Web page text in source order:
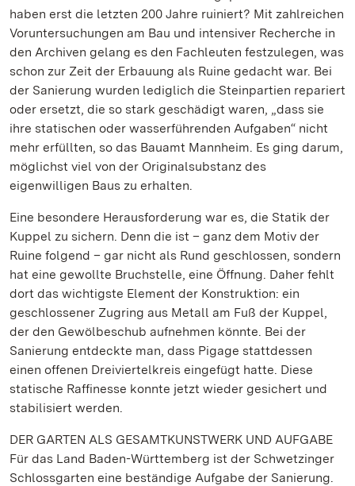
haben erst die letzten 200 Jahre ruiniert? Mit zahlreichen
Voruntersuchungen am Bau und intensiver Recherche in
den Archiven gelang es den Fachleuten festzulegen, was
schon zur Zeit der Erbauung als Ruine gedacht war. Bei
der Sanierung wurden lediglich die Steinpartien repariert
oder ersetzt, die so stark geschädigt waren, „dass sie
ihre statischen oder wasserführenden Aufgaben“ nicht
mehr erfüllten, so das Bauamt Mannheim. Es ging darum,
möglichst viel von der Originalsubstanz des
eigenwilligen Baus zu erhalten.
Eine besondere Herausforderung war es, die Statik der
Kuppel zu sichern. Denn die ist – ganz dem Motiv der
Ruine folgend – gar nicht als Rund geschlossen, sondern
hat eine gewollte Bruchstelle, eine Öffnung. Daher fehlt
dort das wichtigste Element der Konstruktion: ein
geschlossener Zugring aus Metall am Fuß der Kuppel,
der den Gewölbeschub aufnehmen könnte. Bei der
Sanierung entdeckte man, dass Pigage stattdessen
einen offenen Dreiviertelkreis eingefügt hatte. Diese
statische Raffinesse konnte jetzt wieder gesichert und
stabilisiert werden.
DER GARTEN ALS GESAMTKUNSTWERK UND AUFGABE
Für das Land Baden-Württemberg ist der Schwetzinger
Schlossgarten eine beständige Aufgabe der Sanierung.